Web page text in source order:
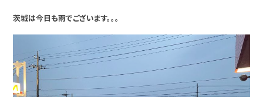
茨城は今日も雨でございます。。。